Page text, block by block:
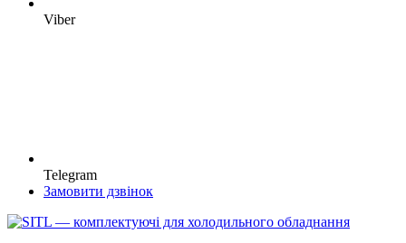
Viber
Telegram
Замовити дзвінок